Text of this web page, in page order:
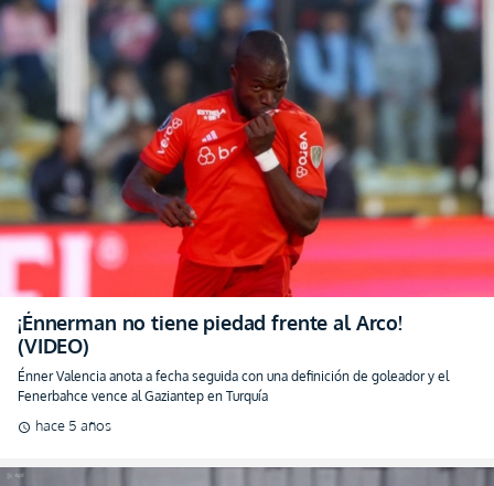
¡Énnerman no tiene piedad frente al Arco!
(VIDEO)
Énner Valencia anota a fecha seguida con una definición de goleador y el
Fenerbahce vence al Gaziantep en Turquía
schedule hace 5 años